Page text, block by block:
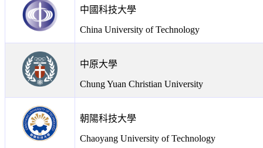
中國科技大學
China University of Technology
中原大學
Chung Yuan Christian University
朝陽科技大學
Chaoyang University of Technology